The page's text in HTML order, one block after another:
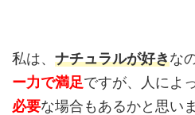
私は、 ナチュラルが好きな
ー力で満足ですが、人によ
必要な場合もあるかと思いま